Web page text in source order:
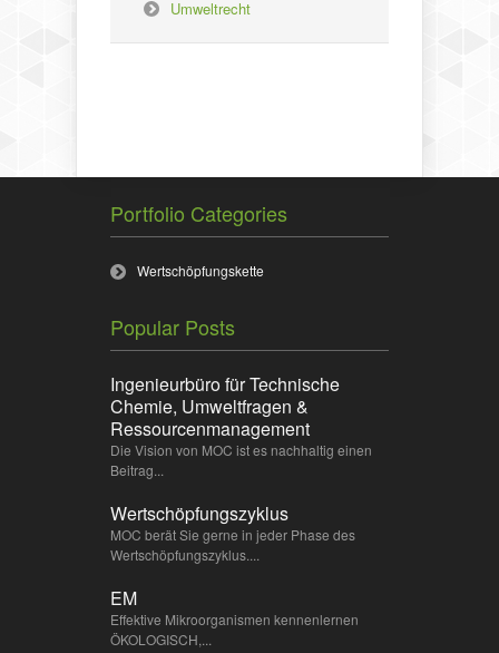
Umweltrecht
Portfolio Categories
Wertschöpfungskette
Popular Posts
Ingenieurbüro für Technische
Chemie, Umweltfragen &
Ressourcenmanagement
Die Vision von MOC ist es nachhaltig einen
Beitrag...
Wertschöpfungszyklus
MOC berät Sie gerne in jeder Phase des
Wertschöpfungszyklus....
EM
Effektive Mikroorganismen kennenlernen
ÖKOLOGISCH,...